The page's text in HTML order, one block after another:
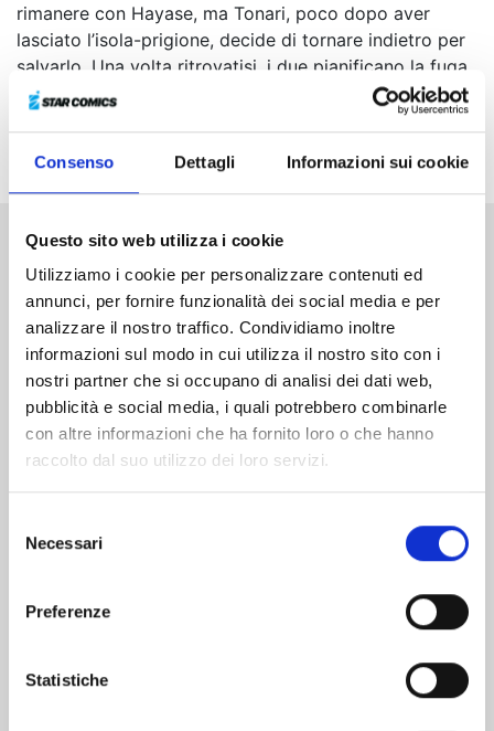
Consenso Dettagli Informazioni sui cookie
Questo sito web utilizza i cookie
Utilizziamo i cookie per personalizzare contenuti ed
annunci, per fornire funzionalità dei social media e per
analizzare il nostro traffico. Condividiamo inoltre
informazioni sul modo in cui utilizza il nostro sito con i
nostri partner che si occupano di analisi dei dati web,
pubblicità e social media, i quali potrebbero combinarle
con altre informazioni che ha fornito loro o che hanno
raccolto dal suo utilizzo dei loro servizi.
delNecessari
Preferenze
Statistiche
rimanere con Hayase, ma Tonari, poco dopo aver
lasciato l’isola-prigione, decide di tornare indietro per
salvarlo. Una volta ritrovatisi, i due pianificano la fuga,
ma proprio in quel momento i knocker assediano
l’isola e Fushi capisce che in quel posto ci sono delle
Altri volumi della serie